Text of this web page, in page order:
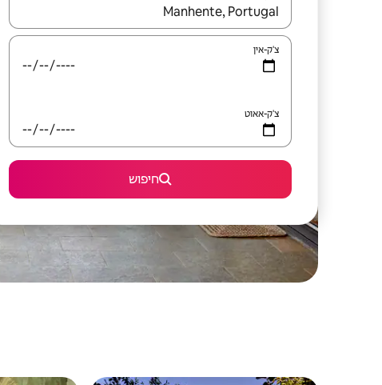
כאשר התוצאות יהיו זמינות, יש לנווט עם מקשי החיצים
צ'ק-אין
צ'ק-אאוט
חיפוש